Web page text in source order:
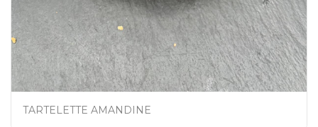
TARTELETTE AMANDINE